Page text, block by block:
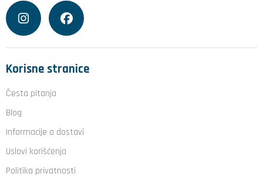
Korisne stranice
Česta pitanja
Blog
Informacije o dostavi
Uslovi korišćenja
Politika privatnosti